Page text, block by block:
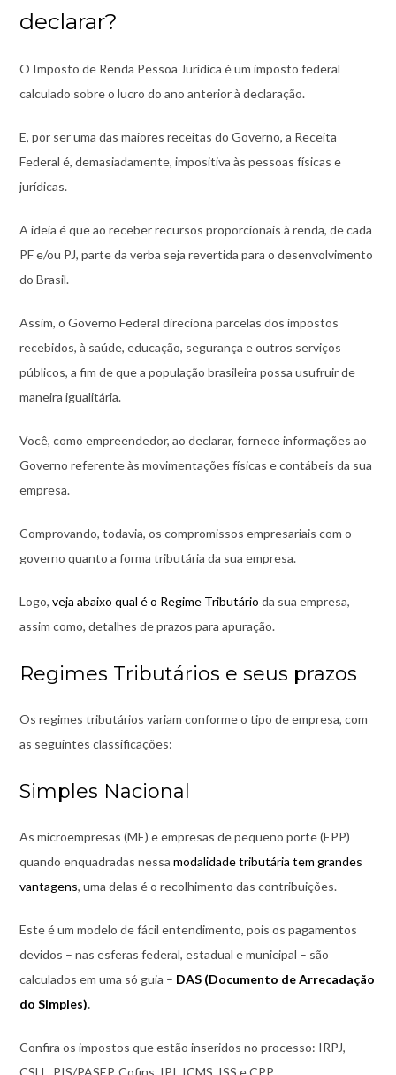
declarar?
O Imposto de Renda Pessoa Jurídica é um imposto federal
calculado sobre o lucro do ano anterior à declaração.
E, por ser uma das maiores receitas do Governo, a Receita
Federal é, demasiadamente, impositiva às pessoas físicas e
jurídicas.
A ideia é que ao receber recursos proporcionais à renda, de cada
PF e/ou PJ, parte da verba seja revertida para o desenvolvimento
do Brasil.
Assim, o Governo Federal direciona parcelas dos impostos
recebidos, à saúde, educação, segurança e outros serviços
públicos, a fim de que a população brasileira possa usufruir de
maneira igualitária.
Você, como empreendedor, ao declarar, fornece informações ao
Governo referente às movimentações físicas e contábeis da sua
empresa.
Comprovando, todavia, os compromissos empresariais com o
governo quanto a forma tributária da sua empresa.
Logo, veja abaixo qual é o Regime Tributário da sua empresa,
assim como, detalhes de prazos para apuração.
Regimes Tributários e seus prazos
Os regimes tributários variam conforme o tipo de empresa, com
as seguintes classificações:
Simples Nacional
As microempresas (ME) e empresas de pequeno porte (EPP)
quando enquadradas nessa modalidade tributária tem grandes
vantagens, uma delas é o recolhimento das contribuições.
Este é um modelo de fácil entendimento, pois os pagamentos
devidos – nas esferas federal, estadual e municipal – são
calculados em uma só guia – DAS (Documento de Arrecadação
do Simples).
Confira os impostos que estão inseridos no processo: IRPJ,
CSLL, PIS/PASEP, Cofins, IPI, ICMS, ISS e CPP.